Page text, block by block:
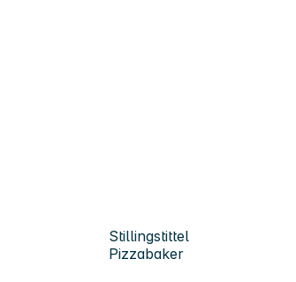
Stillingstittel
Pizzabaker